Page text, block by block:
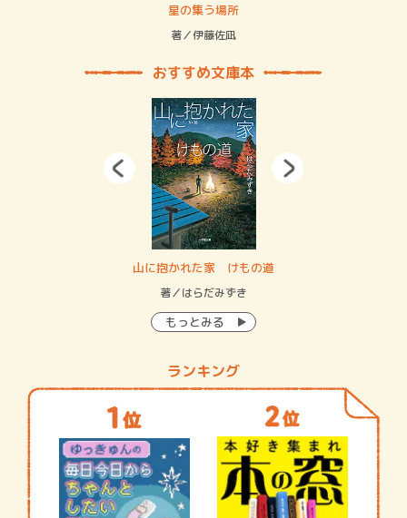
星の集う場所
著／伊藤佐凪
おすすめ文庫本
山に抱かれた家 けもの道
著／はらだみずき
もっとみる
ランキング